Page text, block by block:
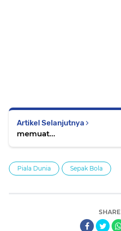
Artikel Selanjutnya
memuat...
Piala Dunia Sepak Bola
SHARE